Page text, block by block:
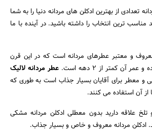
تعدادی از بهترین ادکلن های مردانه دنیا را به شما
مناسب ترین انتخاب را داشته باشید. در آینده با ما
و معتبر عطرهای مردانه است که در این قرن
آن کمتر از 2 دهه است.
عطر مردانه لالیک
و معطر برای آقایان بسیار جذاب است به طوری که
از آن استفاده می کنند.
تلخ علاقه دارید بدون معطلی ادکلن مردانه مشکی
ادکلن مردانه معروف و خاص و بسیار جذاب.